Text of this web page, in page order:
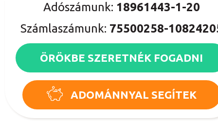
Adószámunk: 18961443-1-20
Számlaszámunk: 75500258-
ÖRÖKBE SZERETNÉK FOGADNI
ADOMÁNNYAL SEGÍTEK